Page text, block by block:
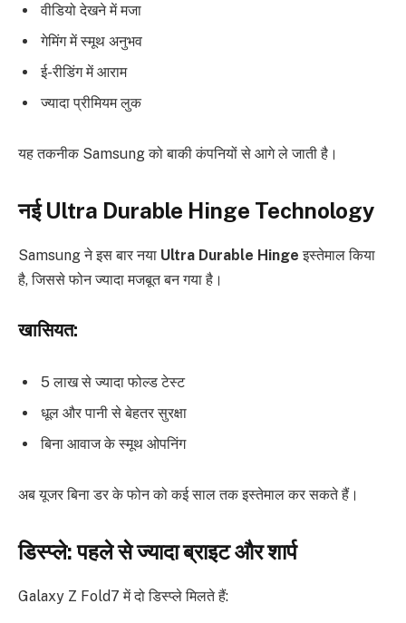
वीडियो देखने में मजा
गेमिंग में स्मूथ अनुभव
ई-रीडिंग में आराम
ज्यादा प्रीमियम लुक
यह तकनीक Samsung को बाकी कंपनियों से आगे ले जाती है।
नई Ultra Durable Hinge Technology
Samsung ने इस बार नया Ultra Durable Hinge इस्तेमाल किया
है, जिससे फोन ज्यादा मजबूत बन गया है।
खासियत:
5 लाख से ज्यादा फोल्ड टेस्ट
धूल और पानी से बेहतर सुरक्षा
बिना आवाज के स्मूथ ओपनिंग
अब यूजर बिना डर के फोन को कई साल तक इस्तेमाल कर सकते हैं।
डिस्प्ले: पहले से ज्यादा ब्राइट और शार्प
Galaxy Z Fold7 में दो डिस्प्ले मिलते हैं: